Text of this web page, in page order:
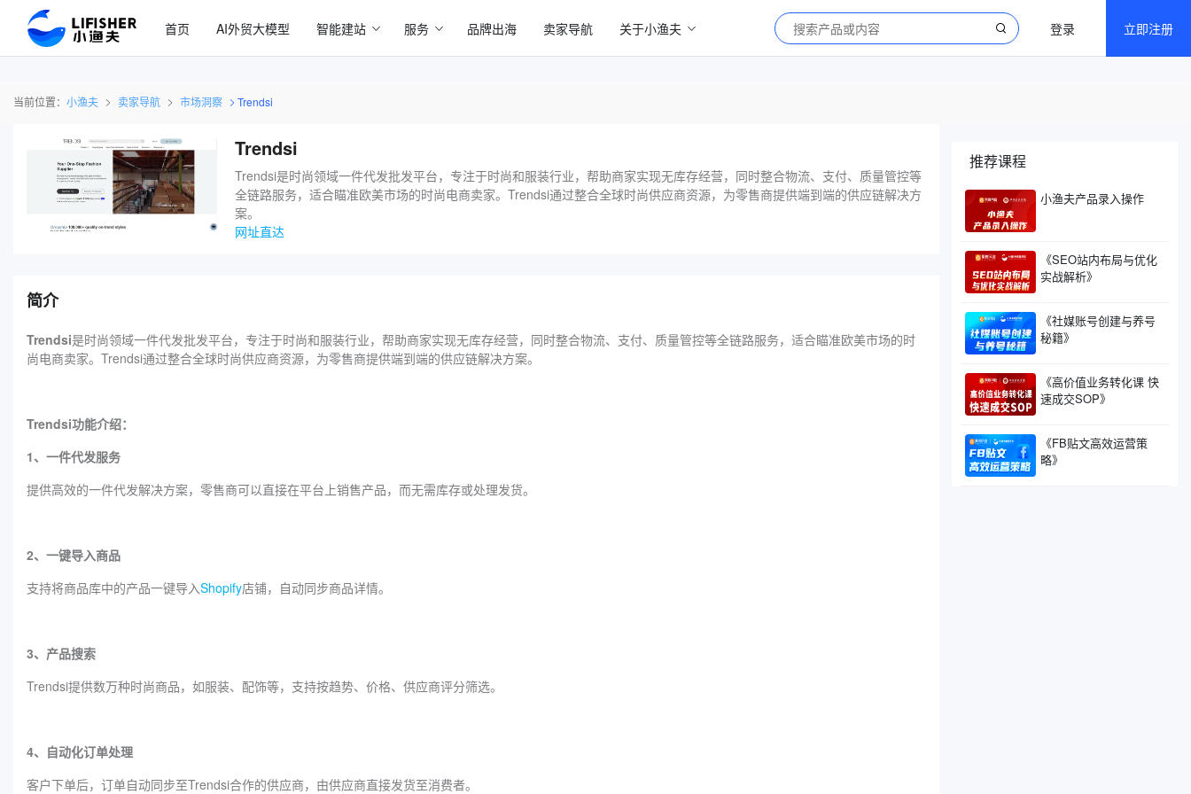
首页 AI外贸大模型 智能建站 服务 品牌出海 卖家导航 关于小渔夫 登录 立即注册
当前位置： 小渔夫 卖家导航 市场洞察 Trendsi
Trendsi
Trendsi是时尚领域一件代发批发平台，专注于时尚和服装行业，帮助商家实现无库存经营，同时整合物流、支付、质量管控等
全链路服务，适合瞄准欧美市场的时尚电商卖家。Trendsi通过整合全球时尚供应商资源，为零售商提供端到端的供应链解决方
案。
网址直达
简介
Trendsi是时尚领域一件代发批发平台，专注于时尚和服装行业，帮助商家实现无库存经营，同时整合物流、支付、质量管控等全链路服务，适合瞄准欧美市场的时
尚电商卖家。Trendsi通过整合全球时尚供应商资源，为零售商提供端到端的供应链解决方案。
Trendsi功能介绍：
1、一件代发服务
提供高效的一件代发解决方案，零售商可以直接在平台上销售产品，而无需库存或处理发货。
2、一键导入商品
支持将商品库中的产品一键导入Shopify店铺，自动同步商品详情。
3、产品搜索
Trendsi提供数万种时尚商品，如服装、配饰等，支持按趋势、价格、供应商评分筛选。
4、自动化订单处理
客户下单后，订单自动同步至Trendsi合作的供应商，由供应商直接发货至消费者。
推荐课程
小渔夫产品录入操作
《SEO站内布局与优化
实战解析》
《社媒账号创建与养号
秘籍》
《高价值业务转化课 快
速成交SOP》
《FB贴文高效运营策
略》